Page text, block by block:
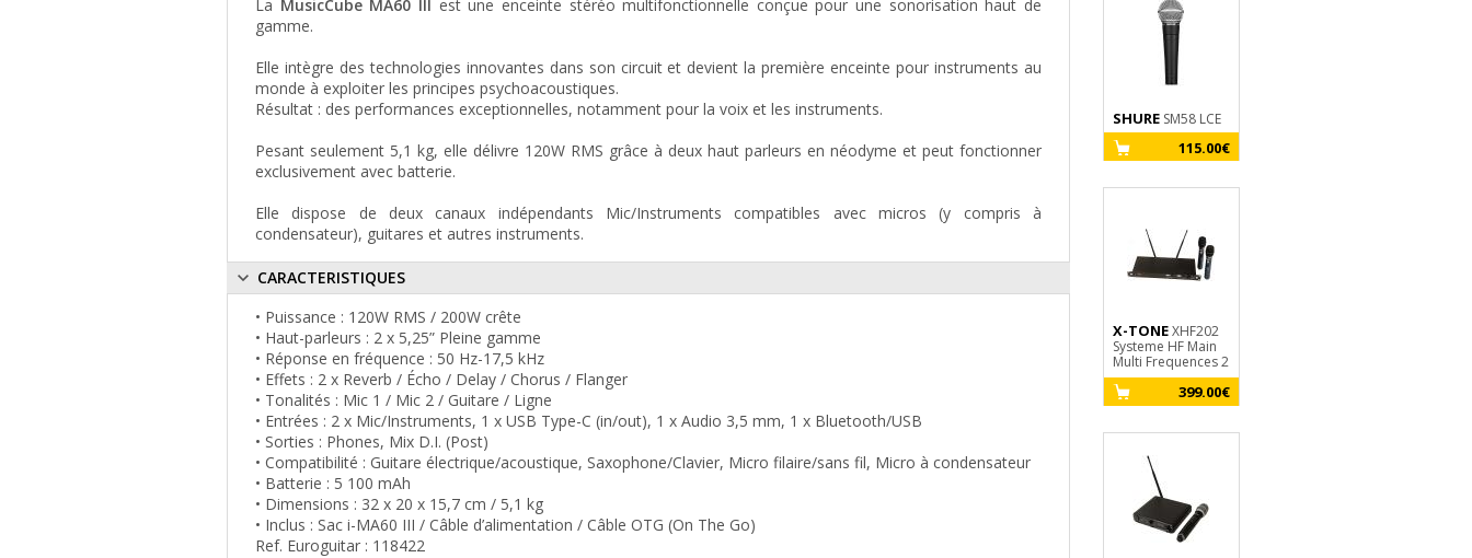
La MusicCube MA60 III est une enceinte stéréo multifonctionnelle conçue pour une sonorisation haut de
gamme.
Elle intègre des technologies innovantes dans son circuit et devient la première enceinte pour instruments au
monde à exploiter les principes psychoacoustiques.
Résultat : des performances exceptionnelles, notamment pour la voix et les instruments.
Pesant seulement 5,1 kg, elle délivre 120W RMS grâce à deux haut parleurs en néodyme et peut fonctionner
exclusivement avec batterie.
Elle dispose de deux canaux indépendants Mic/Instruments compatibles avec micros (y compris à
condensateur), guitares et autres instruments.
CARACTERISTIQUES
• Puissance : 120W RMS / 200W crête
• Haut-parleurs : 2 x 5,25” Pleine gamme
• Réponse en fréquence : 50 Hz-17,5 kHz
• Effets : 2 x Reverb / Écho / Delay / Chorus / Flanger
• Tonalités : Mic 1 / Mic 2 / Guitare / Ligne
• Entrées : 2 x Mic/Instruments, 1 x USB Type-C (in/out), 1 x Audio 3,5 mm, 1 x Bluetooth/USB
• Sorties : Phones, Mix D.I. (Post)
• Compatibilité : Guitare électrique/acoustique, Saxophone/Clavier, Micro filaire/sans fil, Micro à condensateur
• Batterie : 5 100 mAh
• Dimensions : 32 x 20 x 15,7 cm / 5,1 kg
• Inclus : Sac i-MA60 III / Câble d’alimentation / Câble OTG (On The Go)
Ref. Euroguitar : 118422
SHURESM58 LCE
115.00€
X-TONEXHF202
Systeme HF Main
Multi Frequences 2
Canaux
399.00€